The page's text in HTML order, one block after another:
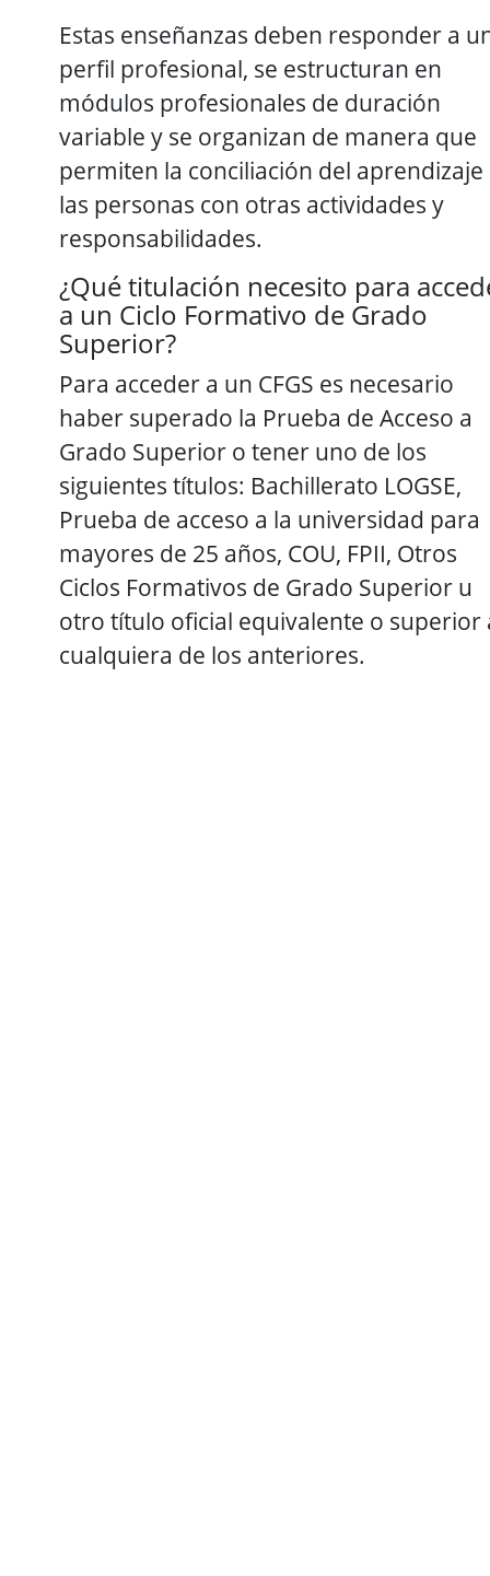
Estas enseñanzas deben responder a
perfil profesional, se estructuran en
módulos profesionales de duración
variable y se organizan de manera que
permiten la conciliación del aprendizaje
las personas con otras actividades y
responsabilidades.
¿Qué titulación necesito para
a un Ciclo Formativo de Grado
Superior?
Para acceder a un CFGS es necesario
haber superado la Prueba de Acceso a
Grado Superior o tener uno de los
siguientes títulos: Bachillerato LOGSE,
Prueba de acceso a la universidad para
mayores de 25 años, COU, FPII, Otros
Ciclos Formativos de Grado Superior u
otro título oficial equivalente o superior
cualquiera de los anteriores.